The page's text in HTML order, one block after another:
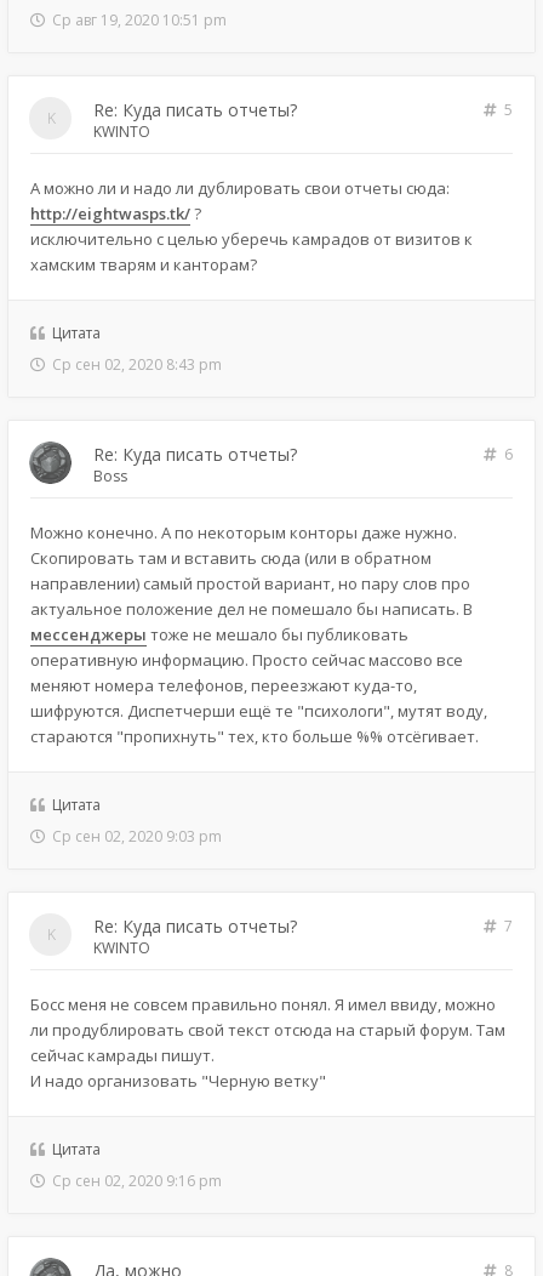
Ср авг 19, 2020 10:51 pm
Re: Куда писать отчеты?
5
KWINTO
А можно ли и надо ли дублировать свои отчеты сюда:
http://eightwasps.tk/?
исключительно с целью уберечь камрадов от визитов к
хамским тварям и канторам?
Цитата
Ср сен 02, 2020 8:43 pm
Re: Куда писать отчеты?
6
Boss
Можно конечно. А по некоторым конторы даже нужно.
Скопировать там и вставить сюда (или в обратном
направлении) самый простой вариант, но пару слов про
актуальное положение дел не помешало бы написать. В
мессенджеры тоже не мешало бы публиковать
оперативную информацию. Просто сейчас массово все
меняют номера телефонов, переезжают куда-то,
шифруются. Диспетчерши ещё те "психологи", мутят воду,
стараются "пропихнуть" тех, кто больше %% отсёгивает.
Цитата
Ср сен 02, 2020 9:03 pm
Re: Куда писать отчеты?
7
KWINTO
Босс меня не совсем правильно понял. Я имел ввиду, можно
ли продублировать свой текст отсюда на старый форум. Там
сейчас камрады пишут.
И надо организовать "Черную ветку"
Цитата
Ср сен 02, 2020 9:16 pm
Да, можно 8